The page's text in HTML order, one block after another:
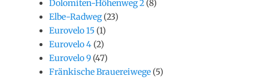
Dolomiten-Höhenweg 2 (8)
Elbe-Radweg(23)
Eurovelo 15 (1)
Eurovelo 4 (2)
Eurovelo 9 (47)
Fränkische Brauereiwege (5)